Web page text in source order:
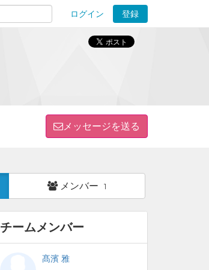
ログイン
登録
メッセージを送る
メンバー 1
チームメンバー
髙濱 雅